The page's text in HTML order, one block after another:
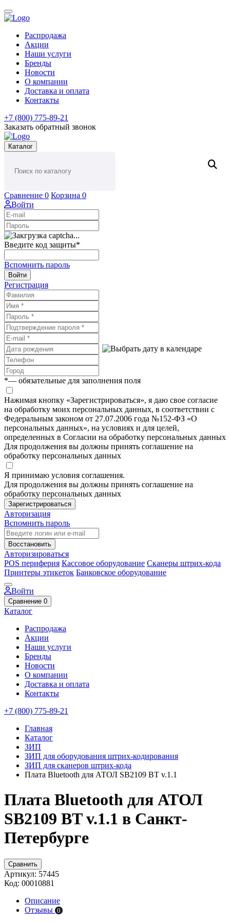
Распродажа
Акции
Наши услуги
Бренды
Новости
О компании
Доставка и оплата
Контакты
+7 (800) 775-89-21
Заказать обратный звонок
Каталог
Сравнение 0 Корзина 0
Войти
Введите код защиты*
Вспомнить пароль
Войти
Регистрация
*— обязательные для заполнения поля
Нажимая кнопку «Зарегистрироваться», я даю свое согласие
на обработку моих персональных данных, в соответствии с
Федеральным законом от 27.07.2006 года №152-ФЗ «О
персональных данных», на условиях и для целей,
определенных в Согласии на обработку персональных данных
Для продолжения вы должны принять соглашение на
обработку персональных данных
Я принимаю условия соглашения.
Для продолжения вы должны принять соглашение на
обработку персональных данных
Зарегистрироваться
Авторизация
Вспомнить пароль
Восстановить
Авторизироваться
POS периферия Кассовое оборудование Сканеры штрих-кода
Принтеры этикеток Банковское оборудование
Войти
Сравнение 0
Каталог
Распродажа
Акции
Наши услуги
Бренды
Новости
О компании
Доставка и оплата
Контакты
+7 (800) 775-89-21
Главная
Каталог
ЗИП
ЗИП для оборудования штрих-кодирования
ЗИП для сканеров штрих-кода
Плата Bluetooth для АТОЛ SB2109 BT v.1.1
Плата Bluetooth для АТОЛ
SB2109 BT v.1.1 в Санкт-
Петербурге
Сравнить
Артикул: 57445
Код: 00010881
Описание
Отзывы 0